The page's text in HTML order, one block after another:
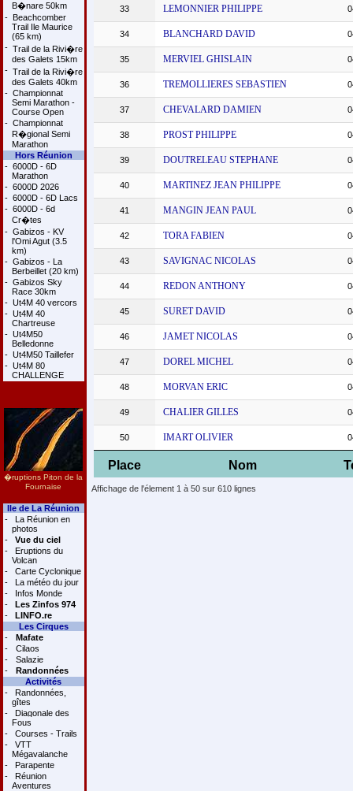
B�nare 50km
- Beachcomber
Trail Ile Maurice
(65 km)
- Trail de la Rivi�re
des Galets 15km
- Trail de la Rivi�re
des Galets 40km
- Championnat
Semi Marathon -
Course Open
- Championnat
R�gional Semi
Marathon
Hors Réunion
- 6000D - 6D
Marathon
- 6000D 2026
- 6000D - 6D Lacs
- 6000D - 6d
Cr�tes
- Gabizos - KV
l'Omi Agut (3.5
km)
- Gabizos - La
Berbeillet (20 km)
- Gabizos Sky
Race 30km
- Ut4M 40 vercors
- Ut4M 40
Chartreuse
- Ut4M50
Belledonne
- Ut4M50 Taillefer
- Ut4M 80
CHALLENGE
�ruptions Piton de la
Fournaise
Ile de La Réunion
-
La Réunion en
photos
-
Vue du ciel
-
Eruptions du
Volcan
-
Carte Cyclonique
-
La météo du jour
-
Infos Monde
-
Les Zinfos 974
-
LINFO.re
Les Cirques
-
Mafate
-
Cilaos
-
Salazie
-
Randonnées
Activités
-
Randonnées,
gîtes
-
Diagonale des
Fous
-
Courses - Trails
-
VTT
Mégavalanche
-
Parapente
-
Réunion
Aventures
Place Nom
33 LEMONNIER PHILIPPE
34 BLANCHARD DAVID
35 MERVIEL GHISLAIN
36 TREMOLLIERES SEBASTIEN
37 CHEVALARD DAMIEN
38 PROST PHILIPPE
39 DOUTRELEAU STEPHANE
40 MARTINEZ JEAN PHILIPPE
41 MANGIN JEAN PAUL
42 TORA FABIEN
43 SAVIGNAC NICOLAS
44 REDON ANTHONY
45 SURET DAVID
46 JAMET NICOLAS
47 DOREL MICHEL
48 MORVAN ERIC
49 CHALIER GILLES
50 IMART OLIVIER
Affichage de l'élement 1 à 50 sur 610 lignes